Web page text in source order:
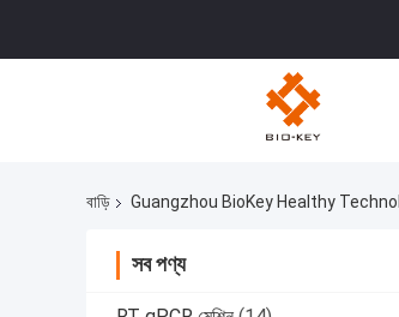
বাড়ি Guangzhou BioKey Healthy
সব পণ্য